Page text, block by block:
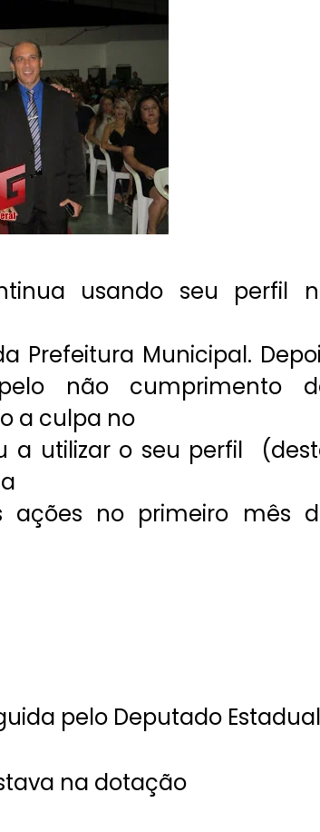
usando seu perfil
Prefeitura Municipal.
não cumprimento
a culpa no
a utilizar o seu perfil
ações no primeiro mês
pelo Deputado Estadual
na dotação